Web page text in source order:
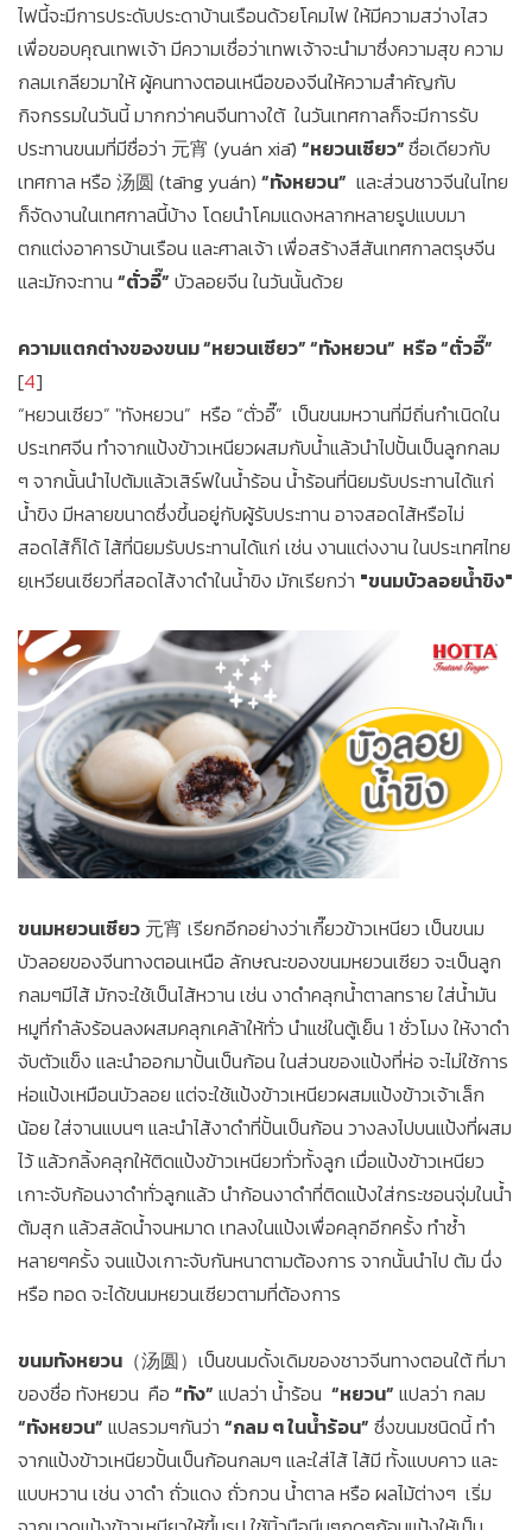
ไฟนี้จะมีการประดับประดาบ้านเรือนด้วยโคมไฟ ให้มีความสว่างไสว
เพื่อขอบคุณเทพเจ้า มีความเชื่อว่าเทพเจ้าจะนำมาซึ่งความสุข ความ
กลมเกลียวมาให้ ผู้คนทางตอนเหนือของจีนให้ความสำคัญกับ
กิจกรรมในวันนี้ มากกว่าคนจีนทางใต้ ในวันเทศกาลก็จะมีการรับ
ประทานขนมที่มีชื่อว่า 元宵 (yuán xiā) “หยวนเซียว”ชื่อเดียวกับ
เทศกาล หรือ 汤圆 (tāng yuán) “ทังหยวน” และส่วนชาวจีนในไทย
ก็จัดงานในเทศกาลนี้บ้าง โดยนำโคมแดงหลากหลายรูปแบบมา
ตกแต่งอาคารบ้านเรือน และศาลเจ้า เพื่อสร้างสีสันเทศกาลตรุษจีน
และมักจะทาน “ตั่วอี๊” บัวลอยจีน ในวันนั้นด้วย
ความแตกต่างของขนม “หยวนเซียว” “ทังหยวน” หรือ “ตั่วอี๊”
[4]
“หยวนเซียว” "ทังหยวน” หรือ “ตั่วอี๊” เป็นขนมหวานที่มีถิ่นกำเนิดใน
ประเทศจีน ทำจากแป้งข้าวเหนียวผสมกับน้ำแล้วนำไปปั้นเป็นลูกกลม
ๆ จากนั้นนำไปต้มแล้วเสิร์ฟในน้ำร้อน น้ำร้อนที่นิยมรับประทานได้แก่
น้ำขิง มีหลายขนาดซึ่งขึ้นอยู่กับผู้รับประทาน อาจสอดไส้หรือไม่
สอดไส้ก็ได้ ไส้ที่นิยมรับประทานได้แก่ เช่น งานแต่งงาน ในประเทศไทย
ยฺเหวียนเซียวที่สอดไส้งาดำในน้ำขิง มักเรียกว่า "ขนมบัวลอยน้ำขิง"
ขนมหยวนเซียว 元宵 เรียกอีกอย่างว่าเกี๊ยวข้าวเหนียว เป็นขนม
บัวลอยของจีนทางตอนเหนือ ลักษณะของขนมหยวนเซียว จะเป็นลูก
กลมๆมีไส้ มักจะใช้เป็นไส้หวาน เช่น งาดำคลุกน้ำตาลทราย ใส่น้ำมัน
หมูที่กำลังร้อนลงผสมคลุกเคล้าให้ทั่ว นำแช่ในตู้เย็น 1 ชั่วโมง ให้งาดำ
จับตัวแข็ง และนำออกมาปั้นเป็นก้อน ในส่วนของแป้งที่ห่อ จะไม่ใช้การ
ห่อแป้งเหมือนบัวลอย แต่จะใช้แป้งข้าวเหนียวผสมแป้งข้าวเจ้าเล็ก
น้อย ใส่จานแบนๆ และนำไส้งาดำที่ปั้นเป็นก้อน วางลงไปบนแป้งที่ผสม
ไว้ แล้วกลิ้งคลุกให้ติดแป้งข้าวเหนียวทั่วทั้งลูก เมื่อแป้งข้าวเหนียว
เกาะจับก้อนงาดำทั่วลูกแล้ว นำก้อนงาดำที่ติดแป้งใส่กระชอนจุ่มในน้ำ
ต้มสุก แล้วสลัดน้ำจนหมาด เทลงในแป้งเพื่อคลุกอีกครั้ง ทำซ้ำ
หลายๆครั้ง จนแป้งเกาะจับกันหนาตามต้องการ จากนั้นนำไป ต้ม นึ่ง
หรือ ทอด จะได้ขนมหยวนเซียวตามที่ต้องการ
ขนมทังหยวน （汤圆）เป็นขนมดั้งเดิมของชาวจีนทางตอนใต้ ที่มา
ของชื่อ ทังหยวน คือ “ทัง” แปลว่า น้ำร้อน “หยวน” แปลว่า กลม
“ทังหยวน” แปลรวมๆกันว่า “กลม ๆ ในน้ำร้อน” ซึ่งขนมชนิดนี้ ทำ
จากแป้งข้าวเหนียวปั้นเป็นก้อนกลมๆ และใส่ไส้ ไส้มี ทั้งแบบคาว และ
แบบหวาน เช่น งาดำ ถั่วแดง ถั่วกวน น้ำตาล หรือ ผลไม้ต่างๆ เริ่ม